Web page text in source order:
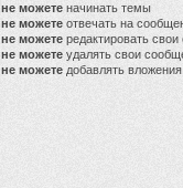
не можете начинать темы
не можете отвечать на
не можете редактировать
не можете удалять свои
не можете добавлять вложения